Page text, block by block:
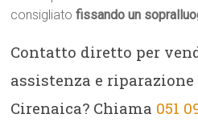
consigliatofissando un
Contatto diretto per
assistenza e
Cirenaica? Chiama 051